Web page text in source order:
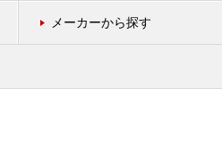
メーカーから探す